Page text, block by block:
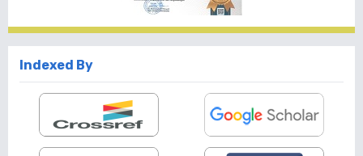
Indexed By